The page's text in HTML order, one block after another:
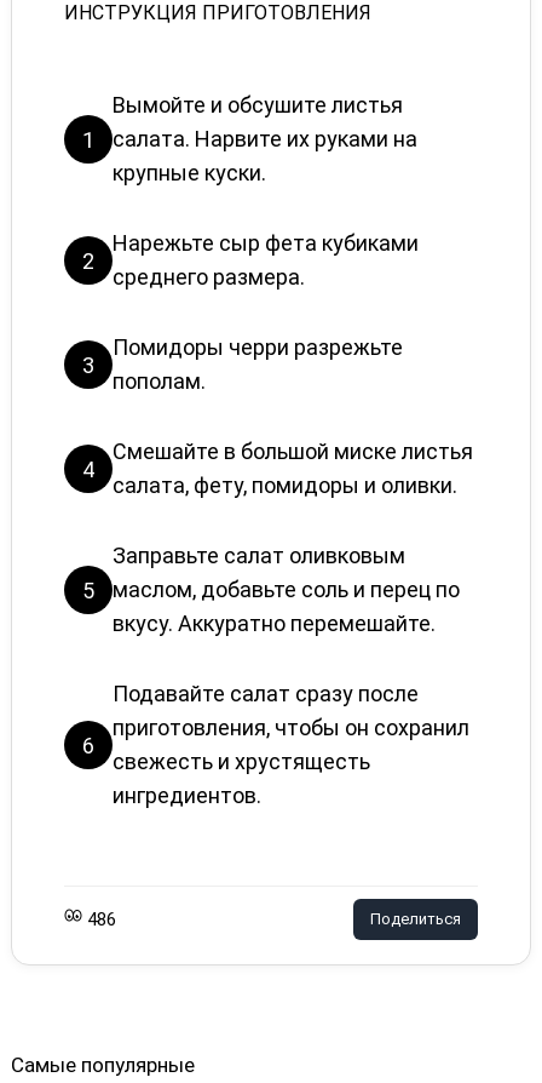
Самые популярные
ИНСТРУКЦИЯ ПРИГОТОВЛЕНИЯ
1
Вымойте и обсушите листья
салата. Нарвите их руками на
крупные куски.
2
Нарежьте сыр фета кубиками
среднего размера.
3
Помидоры черри разрежьте
пополам.
4
Смешайте в большой миске листья
салата, фету, помидоры и оливки.
5
Заправьте салат оливковым
маслом, добавьте соль и перец по
вкусу. Аккуратно перемешайте.
6
Подавайте салат сразу после
приготовления, чтобы он сохранил
свежесть и хрустящесть
ингредиентов.
486 Поделиться